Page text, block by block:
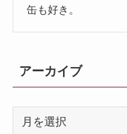
缶も好き。
アーカイブ